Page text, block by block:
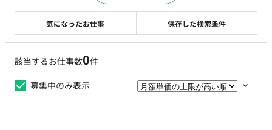
該当するお仕事数0件
募集中のみ表示
気になったお仕事 保存した検索条件